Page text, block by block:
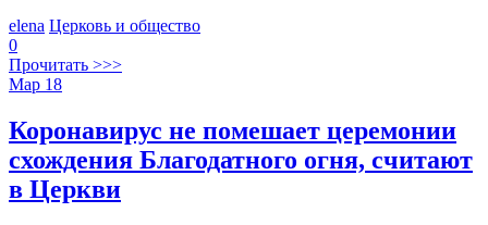
elena Церковь и общество
0
Прочитать >>>
Мар 18
Коронавирус не помешает церемонии
схождения Благодатного огня, считают
в Церкви